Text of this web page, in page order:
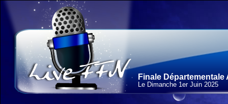
Finale Départementale
Le Dimanche 1erJuin 2025